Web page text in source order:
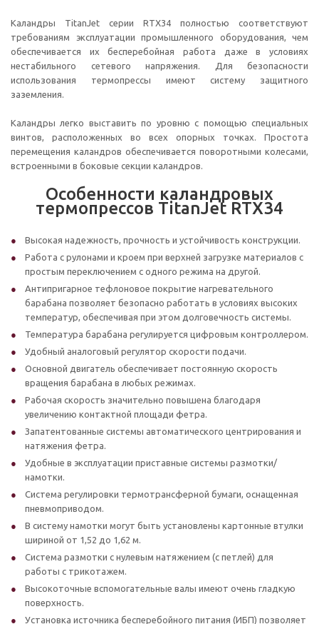
Каландры TitanJet серии RTX34 полностью соответствуют
требованиям эксплуатации промышленного оборудования, чем
обеспечивается их бесперебойная работа даже в условиях
нестабильного сетевого напряжения. Для безопасности
использования термопрессы имеют систему защитного
заземления.
Каландры легко выставить по уровню с помощью специальных
винтов, расположенных во всех опорных точках. Простота
перемещения каландров обеспечивается поворотными колесами,
встроенными в боковые секции каландров.
Особенности каландровых
термопрессов TitanJet RTX34
Высокая надежность, прочность и устойчивость конструкции.
Работа с рулонами и кроем при верхней загрузке материалов с
простым переключением с одного режима на другой.
Антипригарное тефлоновое покрытие нагревательного
барабана позволяет безопасно работать в условиях высоких
температур, обеспечивая при этом долговечность системы.
Температура барабана регулируется цифровым контроллером.
Удобный аналоговый регулятор скорости подачи.
Основной двигатель обеспечивает постоянную скорость
вращения барабана в любых режимах.
Рабочая скорость значительно повышена благодаря
увеличению контактной площади фетра.
Запатентованные системы автоматического центрирования и
натяжения фетра.
Удобные в эксплуатации приставные системы размотки/
намотки.
Система регулировки термотрансферной бумаги, оснащенная
пневмоприводом.
В систему намотки могут быть установлены картонные втулки
шириной от 1,52 до 1,62 м.
Система размотки с нулевым натяжением (с петлей) для
работы с трикотажем.
Высокоточные вспомогательные валы имеют очень гладкую
поверхность.
Установка источника бесперебойного питания (ИБП) позволяет